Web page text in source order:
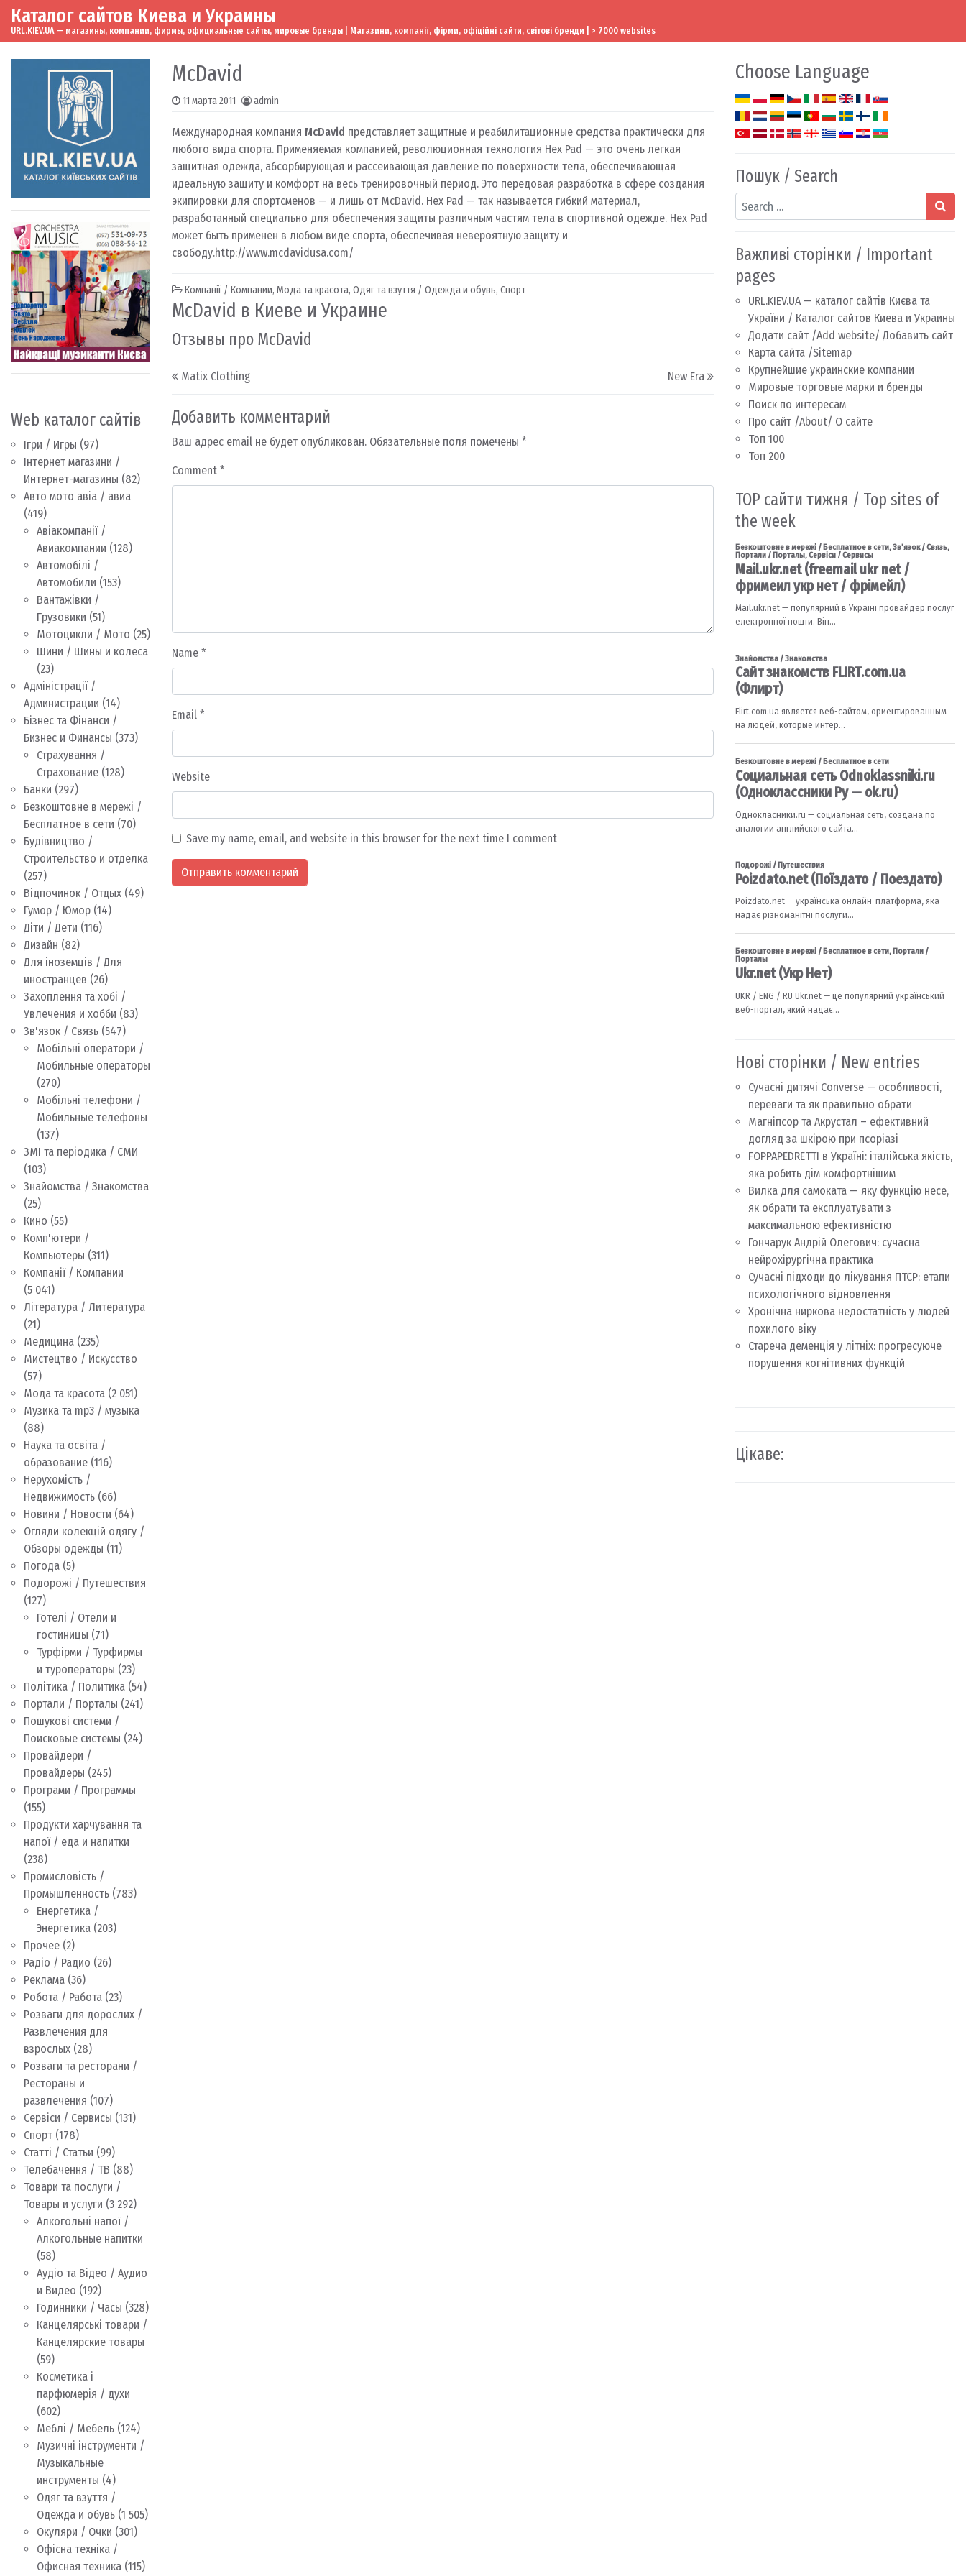
Skip to content
Main Navigation
Каталог сайтов Киева и Украины
URL.KIEV.UA — магазины, компании, фирмы, официальные сайты, мировые бренды | Магазини, компанії, фірми, офіційні сайти, світові бренди | > 7000 websites
Web каталог сайтів
Ігри / Игры (97)
Інтернет магазини /
Интернет-магазины (82)
Авто мото авіа / авиа
(419)
Авіакомпанії /
Авиакомпании (128)
Автомобілі /
Автомобили (153)
Вантажівки /
Грузовики (51)
Мотоцикли / Мото (25)
Шини / Шины и колеса
(23)
Адміністрації /
Администрации (14)
Бізнес та Фінанси /
Бизнес и Финансы (373)
Страхування /
Страхование (128)
Банки (297)
Безкоштовне в мережі /
Бесплатное в сети (70)
Будівництво /
Строительство и отделка
(257)
Відпочинок / Отдых (49)
Гумор / Юмор (14)
Діти / Дети (116)
Дизайн (82)
Для іноземців / Для
иностранцев (26)
Захоплення та хобі /
Увлечения и хобби (83)
Зв'язок / Связь (547)
Мобільні оператори /
Мобильные операторы
(270)
Мобільні телефони /
Мобильные телефоны
(137)
ЗМІ та періодика / СМИ
(103)
Знайомства / Знакомства
(25)
Кино (55)
Комп'ютери /
Компьютеры (311)
Компанії / Компании
(5 041)
Література / Литература
(21)
Медицина (235)
Мистецтво / Искусство
(57)
Мода та красота (2 051)
Музика та mp3 / музыка
(88)
Наука та освіта /
образование (116)
Нерухомість /
Недвижимость (66)
Новини / Новости (64)
Огляди колекцій одягу /
Обзоры одежды (11)
Погода (5)
Подорожі / Путешествия
(127)
Готелі / Отели и
гостиницы (71)
Турфірми / Турфирмы
и туроператоры (23)
Політика / Политика (54)
Портали / Порталы (241)
Пошукові системи /
Поисковые системы (24)
Провайдери /
Провайдеры (245)
Програми / Программы
(155)
Продукти харчування та
напої / еда и напитки
(238)
Промисловість /
Промышленность (783)
Енергетика /
Энергетика (203)
Прочее (2)
Радіо / Радио (26)
Реклама (36)
Робота / Работа (23)
Розваги для дорослих /
Развлечения для
взрослых (28)
Розваги та ресторани /
Рестораны и
развлечения (107)
Сервіси / Сервисы (131)
Спорт (178)
Статті / Статьи (99)
Телебачення / ТВ (88)
Товари та послуги /
Товары и услуги (3 292)
Алкогольні напої /
Алкогольные напитки
(58)
Аудіо та Відео / Аудио
и Видео (192)
Годинники / Часы (328)
Канцелярські товари /
Канцелярские товары
(59)
Косметика і
парфюмерія / духи
(602)
Меблі / Мебель (124)
Музичні інструменти /
Музыкальные
инструменты (4)
Одяг та взуття /
Одежда и обувь (1 505)
Окуляри / Очки (301)
Офісна техніка /
Офисная техника (115)
McDavid
11 марта 2011 admin
Международная компания McDavid представляет защитные и реабилитационные средства практически для
любого вида спорта. Применяемая компанией, революционная технология Hex Pad — это очень легкая
защитная одежда, абсорбирующая и рассеивающая давление по поверхности тела, обеспечивающая
идеальную защиту и комфорт на весь тренировочный период. Это передовая разработка в сфере создания
экипировки для спортсменов — и лишь от McDavid. Hex Pad — так называется гибкий материал,
разработанный специально для обеспечения защиты различным частям тела в спортивной одежде. Hex Pad
может быть применен в любом виде спорта, обеспечивая невероятную защиту и
свободу.http://www.mcdavidusa.com/
Компанії / Компании, Мода та красота, Одяг та взуття / Одежда и обувь, Спорт
McDavid в Киеве и Украине
Отзывы про McDavid
Post navigation
Matix Clothing New Era
Добавить комментарий
Ваш адрес email не будет опубликован. Обязательные поля помечены *
Comment *
Name *
Email *
Website
Save my name, email, and website in this browser for the next time I comment
Choose Language
Пошук / Search
Search
Важливі сторінки / Important
pages
URL.KIEV.UA — каталог сайтів Києва та
України / Каталог сайтов Киева и Украины
Додати сайт /Add website/ Добавить сайт
Карта сайта /Sitemap
Крупнейшие украинские компании
Мировые торговые марки и бренды
Поиск по интересам
Про сайт /About/ О сайте
Топ 100
Топ 200
TOP сайти тижня / Top sites of
the week
Нові сторінки / New entries
Сучасні дитячі Converse — особливості,
переваги та як правильно обрати
Магніпсор та Акрустал – ефективний
догляд за шкірою при псоріазі
FOPPAPEDRETTI в Україні: італійська якість,
яка робить дім комфортнішим
Вилка для самоката — яку функцію несе,
як обрати та експлуатувати з
максимальною ефективністю
Гончарук Андрій Олегович: сучасна
нейрохірургічна практика
Сучасні підходи до лікування ПТСР: етапи
психологічного відновлення
Хронічна ниркова недостатність у людей
похилого віку
Стареча деменція у літніх: прогресуюче
порушення когнітивних функцій
Цікаве: